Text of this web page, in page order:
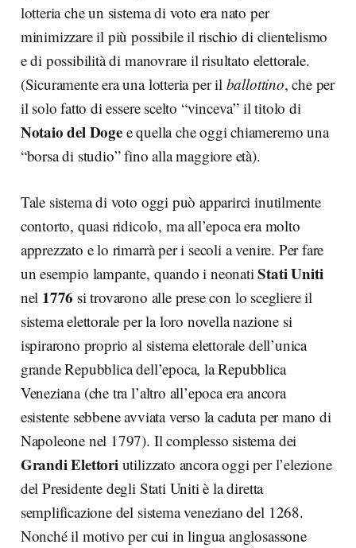
lotteria che un sistema di voto era nato per
minimizzare il più possibile il rischio di clientelismo
e di possibilità di manovrare il risultato elettorale.
(Sicuramente era una lotteria per il ballottino, che per
il solo fatto di essere scelto “vinceva” il titolo di
Notaio del Dogee quella che oggi chiameremo una
“borsa di studio” fino alla maggiore età).
Tale sistema di voto oggi può apparirci inutilmente
contorto, quasi ridicolo, ma all’epoca era molto
apprezzato e lo rimarrà per i secoli a venire. Per fare
un esempio lampante, quando i neonatiStati Uniti
nel 1776 si trovarono alle prese con lo scegliere il
sistema elettorale per la loro novella nazione si
ispirarono proprio al sistema elettorale dell’unica
grande Repubblica dell’epoca, la Repubblica
Veneziana (che tra l’altro all’epoca era ancora
esistente sebbene avviata verso la caduta per mano di
Napoleone nel 1797). Il complesso sistema dei
Grandi Elettoriutilizzato ancora oggi per l’elezione
del Presidente degli Stati Uniti è la diretta
semplificazione del sistema veneziano del 1268.
Nonché il motivo per cui in lingua anglosassone